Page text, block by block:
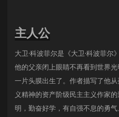
主人公
大卫·科波菲尔是《大卫·科波菲尔
他的父亲闭上眼睛不再看到世界
一片头膜出生了。作者描写了他
义精神的资产阶级民主主义作家
明，勤奋好学，有自强不息的勇